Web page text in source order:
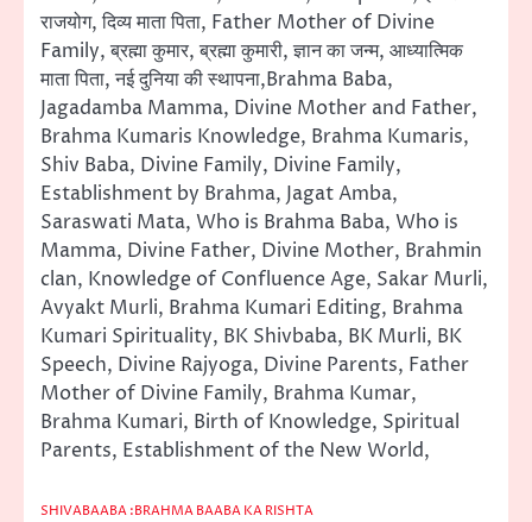
राजयोग, दिव्य माता पिता, Father Mother of Divine
Family, ब्रह्मा कुमार, ब्रह्मा कुमारी, ज्ञान का जन्म, आध्यात्मिक
माता पिता, नई दुनिया की स्थापना,Brahma Baba,
Jagadamba Mamma, Divine Mother and Father,
Brahma Kumaris Knowledge, Brahma Kumaris,
Shiv Baba, Divine Family, Divine Family,
Establishment by Brahma, Jagat Amba,
Saraswati Mata, Who is Brahma Baba, Who is
Mamma, Divine Father, Divine Mother, Brahmin
clan, Knowledge of Confluence Age, Sakar Murli,
Avyakt Murli, Brahma Kumari Editing, Brahma
Kumari Spirituality, BK Shivbaba, BK Murli, BK
Speech, Divine Rajyoga, Divine Parents, Father
Mother of Divine Family, Brahma Kumar,
Brahma Kumari, Birth of Knowledge, Spiritual
Parents, Establishment of the New World,
SHIVABAABA :BRAHMA BAABA KA RISHTA